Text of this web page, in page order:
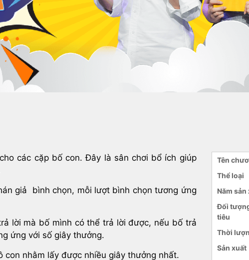
các cặp bố con. Đây là sân chơi bổ ích giúp
giả bình chọn, mỗi lượt bình chọn tương ứng
lời mà bố mình có thể trả lời được, nếu bố trả
ứng với số giây thưởng.
nhằm lấy được nhiều giây thưởng nhất.
Tên
Thể loại
Năm sản
Đối
tiêu
Thời
Sản xuất